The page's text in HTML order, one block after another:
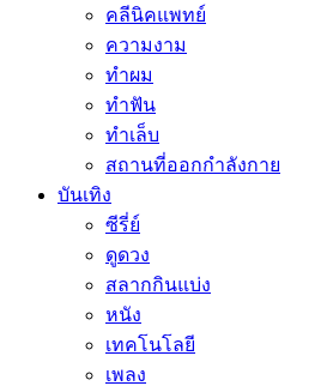
คลีนิคแพทย์
ความงาม
ทำผม
ทำฟัน
ทำเล็บ
สถานที่ออกกำลังกาย
บันเทิง
ซีรี่ย์
ดูดวง
สลากกินแบ่ง
หนัง
เทคโนโลยี
เพลง